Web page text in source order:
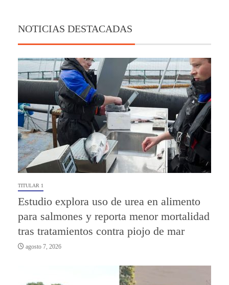
NOTICIAS DESTACADAS
TITULAR 1
Estudio explora uso de urea en alimento
para salmones y reporta menor mortalidad
tras tratamientos contra piojo de mar
agosto 7, 2026